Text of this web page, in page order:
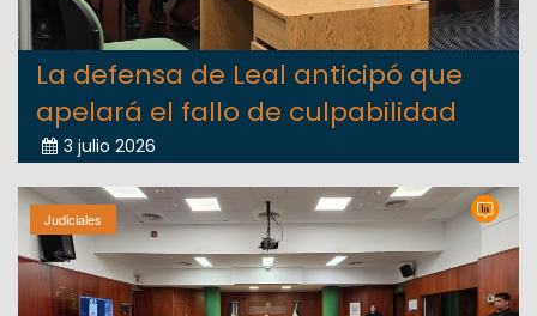
La defensa de Leal anticipó que
apelará el fallo de culpabilidad
3 julio 2026
Judiciales